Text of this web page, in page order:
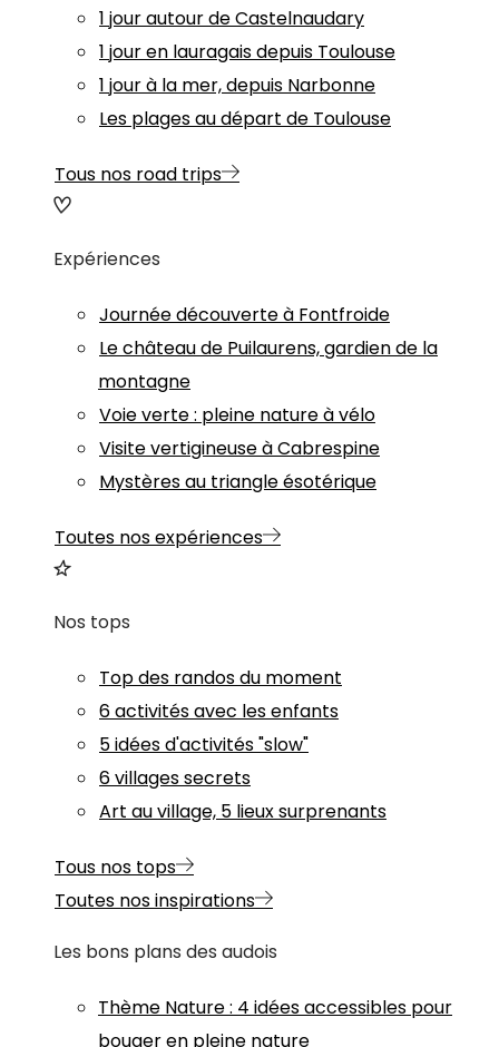
1 jour autour de Castelnaudary
1 jour en lauragais depuis Toulouse
1 jour à la mer, depuis Narbonne
Les plages au départ de Toulouse
Tous nos road trips
Expériences
Journée découverte à Fontfroide
Le château de Puilaurens, gardien de la
montagne
Voie verte : pleine nature à vélo
Visite vertigineuse à Cabrespine
Mystères au triangle ésotérique
Toutes nos expériences
Nos tops
Top des randos du moment
6 activités avec les enfants
5 idées d'activités "slow"
6 villages secrets
Art au village, 5 lieux surprenants
Tous nos tops
Toutes nos inspirations
Les bons plans des audois
Thème Nature: 4 idées accessibles pour
bouger en pleine nature